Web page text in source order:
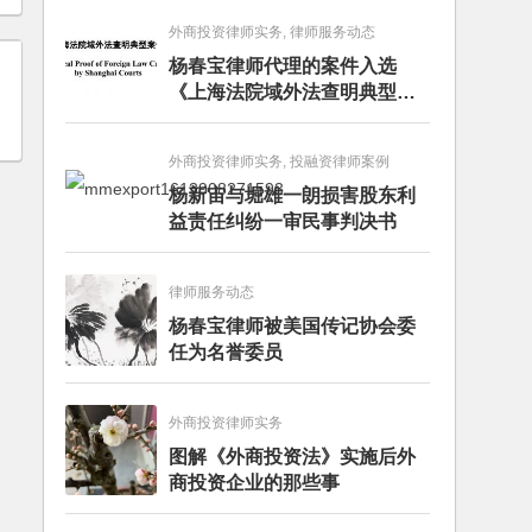
外商投资律师实务, 律师服务动态
杨春宝律师代理的案件入选
《上海法院域外法查明典型案
例》
外商投资律师实务, 投融资律师案例
杨新宙与堀雄一朗损害股东利
益责任纠纷一审民事判决书
律师服务动态
杨春宝律师被美国传记协会委
任为名誉委员
外商投资律师实务
图解《外商投资法》实施后外
商投资企业的那些事